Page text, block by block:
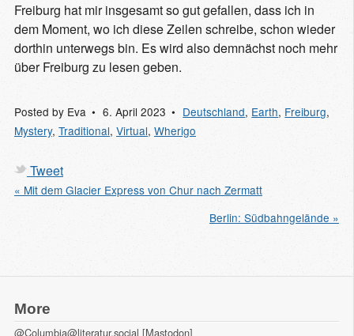
Freiburg hat mir insgesamt so gut gefallen, dass ich in
dem Moment, wo ich diese Zeilen schreibe, schon wieder
dorthin unterwegs bin. Es wird also demnächst noch mehr
über Freiburg zu lesen geben.
Posted by Eva 6. April 2023 Deutschland, Earth, Freiburg,
Mystery, Traditional, Virtual, Wherigo
Tweet
« Mit dem Glacier Express von Chur nach Zermatt
Berlin: Südbahngelände »
More
@Columbia@literatur.social [Mastodon]